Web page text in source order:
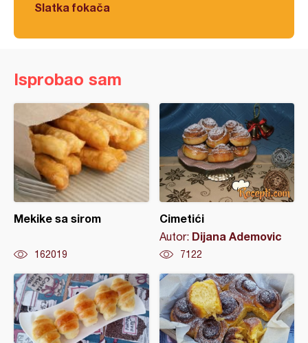
Slatka fokača
Isprobao sam
Mekike sa sirom
162019
Cimetići
Autor: Dijana Ademovic
7122